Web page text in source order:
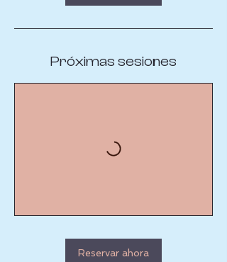
Próximas sesiones
Reservar ahora